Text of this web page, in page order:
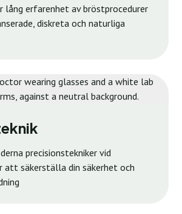
lång erfarenhet av bröstprocedurer
diskreta och naturliga
precisionstekniker vid
att säkerställa din säkerhet och